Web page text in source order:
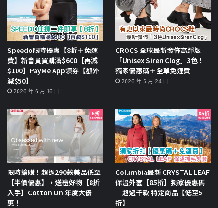
Speedo限時優惠【8折＋免運
費】新會員買購滿$600【再減
$100】PayMe App領券【額外
減$50】
2026 年 6 月 16 日
CROCS 全球最新發佈高踭版
「Unisex Siren Clog」3色！
獨家優惠碼＋全單免運費
2026 年 5 月 24 日
限時搶購！超過290款美品低至
【半價優惠】，送禮好物【8折
入手】Cotton On 年度大優
惠！
Columbia最新 CRYSTAL LEAF
保溫外套【85折】獨家優惠碼
｜超過千款 特定商品【低至5
折】